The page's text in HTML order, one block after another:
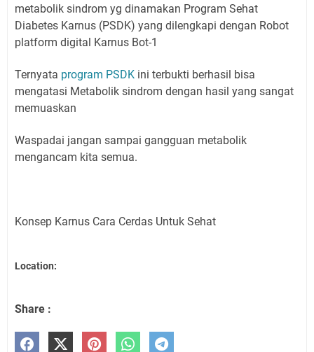
metabolik sindrom yg dinamakan Program Sehat
Diabetes Karnus (PSDK) yang dilengkapi dengan Robot
platform digital Karnus Bot-1
Ternyata program PSDK ini terbukti berhasil bisa
mengatasi Metabolik sindrom dengan hasil yang sangat
memuaskan
Waspadai jangan sampai gangguan metabolik
mengancam kita semua.
Konsep Karnus Cara Cerdas Untuk Sehat
Location:
Share :